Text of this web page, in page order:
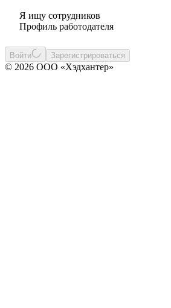
Я ищу сотрудников
Профиль работодателя
Войти Зарегистрироваться
© 2026 ООО «Хэдхантер»